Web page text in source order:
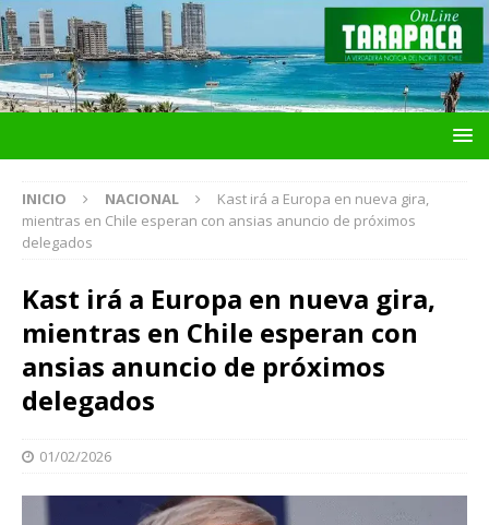
INICIO NACIONAL
Kast irá a Europa en nueva gira,
mientras en Chile esperan con ansias anuncio de próximos
delegados
Kast irá a Europa en nueva gira,
mientras en Chile esperan con
ansias anuncio de próximos
delegados
01/02/2026